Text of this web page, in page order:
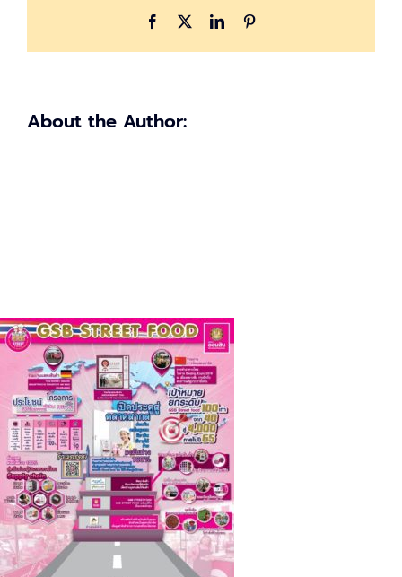
Facebook LinkedIn
About the Author: